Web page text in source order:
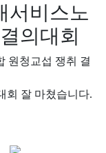
서비스노
의대회
회 잘 마쳤습니다.